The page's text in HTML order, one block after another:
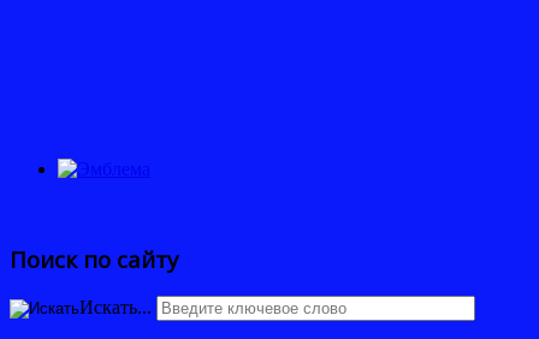
Поиск по сайту
Искать...